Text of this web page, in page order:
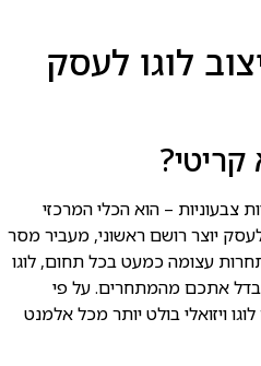
לוגו לעסק
קריטי?
צבעוניות – הוא הכלי המרכזי
יוצר רושם ראשוני, מעביר מסר
עצומה כמעט בכל תחום, לוגו
אתכם מהמתחרים. על פי
לוגו ויזואלי בולט יותר מכל אלמנט